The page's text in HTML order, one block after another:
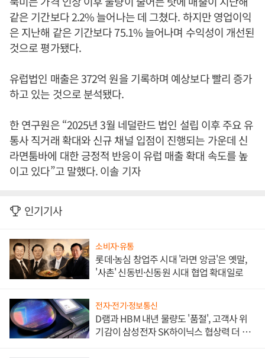
같은 기간보다 2.2% 늘어나는 데 그쳤다. 하지만 영업이익
은 지난해 같은 기간보다 75.1% 늘어나며 수익성이 개선된
것으로 평가됐다.
유럽법인 매출은 372억 원을 기록하며 예상보다 빨리 증가
하고 있는 것으로 분석됐다.
한 연구원은 “2025년 3월 네덜란드 법인 설립 이후 주요 유
통사 직거래 확대와 신규 채널 입점이 진행되는 가운데 신
라면툼바에 대한 긍정적 반응이 유럽 매출 확대 속도를 높
이고 있다”고 말했다. 이솔 기자
인기기사
소비자·유통
롯데·농심 창업주 시대 '라면 앙금'은 옛말,
'사촌' 신동빈·신동원 시대 협업 확대일로
전자·전기·정보통신
D램과 HBM 내년 물량도 '품절', 고객사 위
기감이 삼성전자 SK하이닉스 협상력 더 키